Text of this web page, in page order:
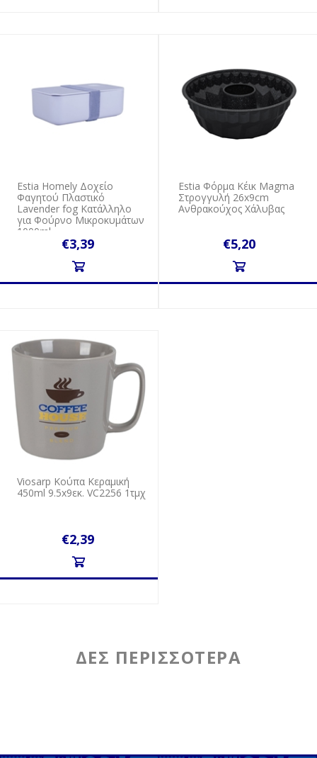
Estia Homely Δοχείο
Φαγητού Πλαστικό
Lavender fog Κατάλληλο
για Φούρνο Μικροκυμάτων
1000ml
€3,39
Estia Φόρμα Κέικ Magma
Στρογγυλή 26x9cm
Ανθρακούχος Χάλυβας
€5,20
Viosarp Κούπα Κεραμική
450ml 9.5x9εκ. VC2256 1τμχ
€2,39